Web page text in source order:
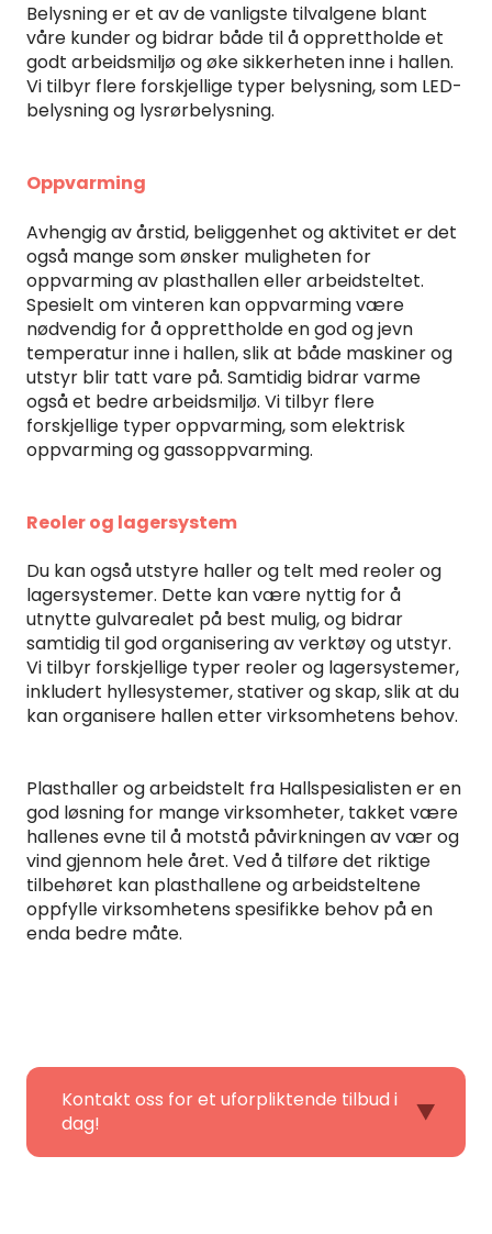
Belysning er et av de vanligste tilvalgene blant
våre kunder og bidrar både til å opprettholde et
godt arbeidsmiljø og øke sikkerheten inne i hallen.
Vi tilbyr flere forskjellige typer belysning, som LED-
belysning og lysrørbelysning.
Oppvarming
Avhengig av årstid, beliggenhet og aktivitet er det
også mange som ønsker muligheten for
oppvarming av plasthallen eller arbeidsteltet.
Spesielt om vinteren kan oppvarming være
nødvendig for å opprettholde en god og jevn
temperatur inne i hallen, slik at både maskiner og
utstyr blir tatt vare på. Samtidig bidrar varme
også et bedre arbeidsmiljø. Vi tilbyr flere
forskjellige typer oppvarming, som elektrisk
oppvarming og gassoppvarming.
Reoler og lagersystem
Du kan også utstyre haller og telt med reoler og
lagersystemer. Dette kan være nyttig for å
utnytte gulvarealet på best mulig, og bidrar
samtidig til god organisering av verktøy og utstyr.
Vi tilbyr forskjellige typer reoler og lagersystemer,
inkludert hyllesystemer, stativer og skap, slik at du
kan organisere hallen etter virksomhetens behov.
Plasthaller og arbeidstelt fra Hallspesialisten er en
god løsning for mange virksomheter, takket være
hallenes evne til å motstå påvirkningen av vær og
vind gjennom hele året. Ved å tilføre det riktige
tilbehøret kan plasthallene og arbeidsteltene
oppfylle virksomhetens spesifikke behov på en
enda bedre måte.
Kontakt oss for et uforpliktende tilbud i
dag!